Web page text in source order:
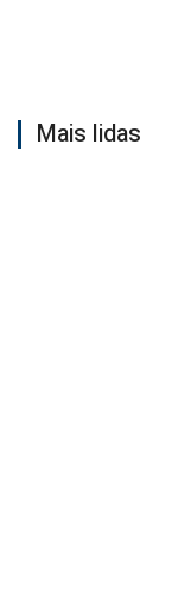
Mais lidas